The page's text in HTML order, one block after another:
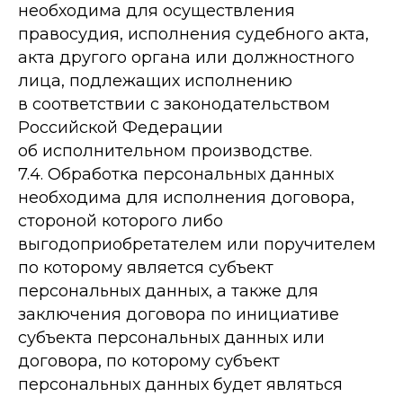
необходима для осуществления
правосудия, исполнения судебного акта,
акта другого органа или должностного
лица, подлежащих исполнению
в соответствии с законодательством
Российской Федерации
об исполнительном производстве.
7.4. Обработка персональных данных
необходима для исполнения договора,
стороной которого либо
выгодоприобретателем или поручителем
по которому является субъект
персональных данных, а также для
заключения договора по инициативе
субъекта персональных данных или
договора, по которому субъект
персональных данных будет являться